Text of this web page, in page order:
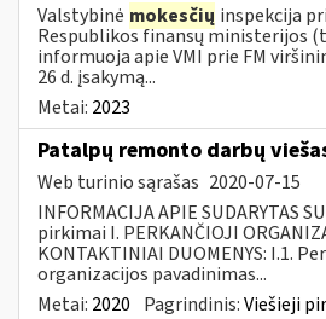
Valstybinė mokesčių inspekcija
Respublikos finansų ministerijos
informuoja apie VMI prie FM
26 d. įsakymą...
Metai: 2023
Patalpų remonto darbų
Web turinio sąrašas 2020-07-15
INFORMACIJA APIE SUDARYTAS
pirkimai I. PERKANČIOJI
KONTAKTINIAI DUOMENYS: I.1.
organizacijos pavadinimas...
Metai: 2020 Pagrindinis:Viešieji